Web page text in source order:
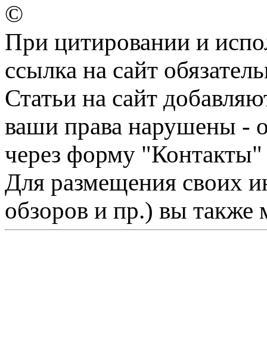
©
При цитировании и
ссылка на сайт
Статьи на сайт
ваши права нарушены -
через форму "Контакты"
Для размещения своих
обзоров и пр.) вы также